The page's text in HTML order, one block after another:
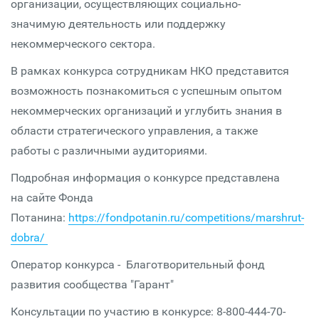
организации, осуществляющих социально-
значимую деятельность или поддержку
некоммерческого сектора.
В рамках конкурса сотрудникам НКО представится
возможность познакомиться с успешным опытом
некоммерческих организаций и углубить знания в
области стратегического управления, а также
работы с различными аудиториями.
Подробная информация о конкурсе представлена
на сайте Фонда
Потанина: https://fondpotanin.ru/competitions/marshrut-
dobra/
Оператор конкурса - Благотворительный фонд
развития сообщества "Гарант"
Консультации по участию в конкурсе: 8-800-444-70-